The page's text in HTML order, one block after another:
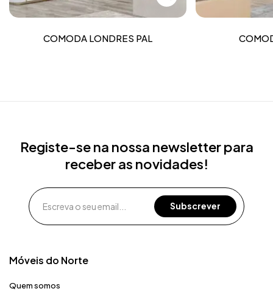
COMODA LONDRES PAL
Móveis do Norte​
Quem somos
Registe-se na nossa newsletter para
receber as novidades!